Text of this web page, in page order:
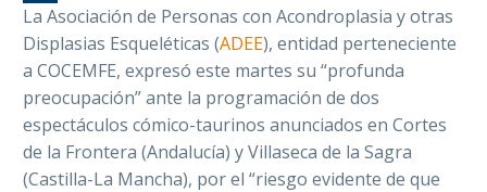
La Asociación de Personas con Acondroplasia y otras
Displasias Esqueléticas (ADEE), entidad perteneciente
a COCEMFE, expresó este martes su “profunda
preocupación” ante la programación de dos
espectáculos cómico-taurinos anunciados en Cortes
de la Frontera (Andalucía) y Villaseca de la Sagra
(Castilla-La Mancha), por el “riesgo evidente de que